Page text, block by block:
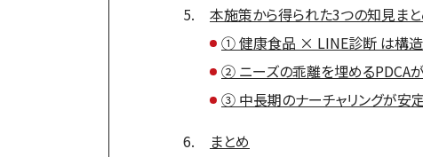
本施策から得られた3つの知見ま
① 健康食品 × LINE診断 は構
② ニーズの乖離を埋めるPDCA
③ 中長期のナーチャリングが安
まとめ